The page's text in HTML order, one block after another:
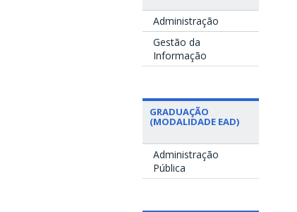
Administração
Gestão da
Informação
GRADUAÇÃO
(MODALIDADE EAD)
Administração
Pública